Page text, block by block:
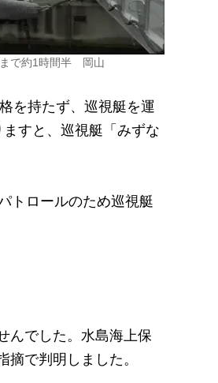
で約1時間半 岡山
を持たず、巡視艇を運
すと、巡視艇「みずな
トロールのため巡視艇
んでした。水島海上保
で判明しました。